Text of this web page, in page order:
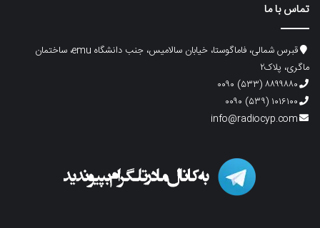
تماس با ما
قبرس شمالی، فاماگوستا، خیابان سالامیس، جنب دانشگاه emu، ساختمان
ماگری، پلاک۲
۸۸۹۹۸۸۰ (۵۳۳) ۰۰۹۰
۱۰۱۶۱۰۰ (۵۳۹) ۰۰۹۰
info@radiocyp.com